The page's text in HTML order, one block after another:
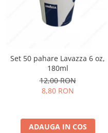
Illy Iperespresso
Nespresso Professional
Cafissimo
Cafea macinata
Cafea Solubila
Set 50 pahare Lavazza 6 oz,
180ml
12,00 RON
8,80 RON
ADAUGA IN COS